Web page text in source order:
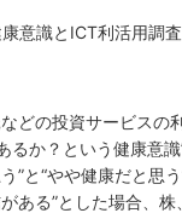
意識とICT利活用調査
どの投資サービスの
るか？という健康意
”と“やや健康だと思
ある”とした場合、